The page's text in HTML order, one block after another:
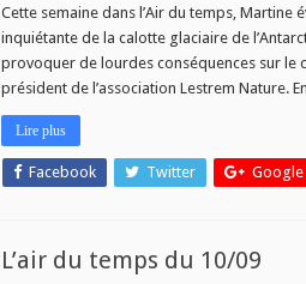
LUNDI
A
9H
DANS
Cette semaine dans l’Air du temps, Martine
inquiétante de la calotte glaciaire de
provoquer de lourdes conséquences sur le
président de l’association Lestrem Nature.
Lire plus
Facebook Twitter Google
L’air du temps du 10/09